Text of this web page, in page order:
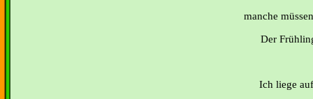
manche
Der
Ich liege